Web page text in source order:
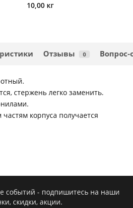
10,00 кг
Отзывы 0 Вопрос-
стержень легко заменить.
корпуса получается
событий - подпишитесь на наши
скидки, акции.